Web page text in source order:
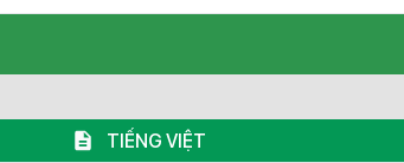
TIẾNG VIỆT